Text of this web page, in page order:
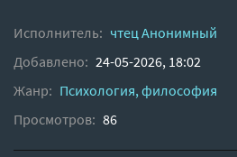
Исполнитель: чтец Анонимный
Добавлено: 24-05-2026, 18:02
Жанр: Психология, философия
Просмотров: 86